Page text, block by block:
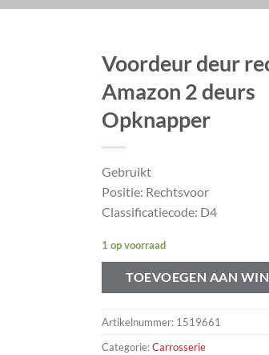
Voordeur deur
Amazon 2 deurs
Opknapper
Gebruikt
Positie: Rechtsvoor
Classificatiecode: D4
1 op voorraad
TOEVOEGEN AAN
Artikelnummer: 1519661
Categorie:Carrosserie